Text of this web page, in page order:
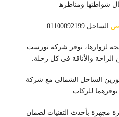
شواطئها ومناظرها
الساحل 01100092199.
لزوارها، توفر شركة تورست
الراحة والأناقة في كل رحلة.
الساحل الشمالي مع شركة
للركاب.
مجهزة بأحدث التقنيات لضمان